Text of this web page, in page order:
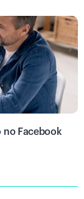
no Facebook